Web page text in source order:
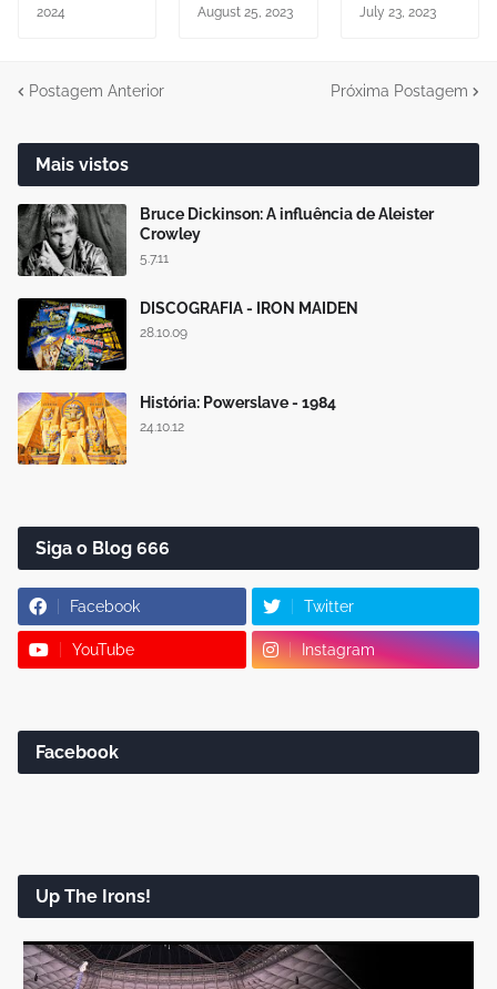
2024
August 25, 2023 July 23, 2023
Postagem Anterior Próxima Postagem
Mais vistos
Bruce Dickinson: A influência de Aleister
Crowley
5.7.11
DISCOGRAFIA - IRON MAIDEN
28.10.09
História: Powerslave - 1984
24.10.12
Siga o Blog 666
Facebook Twitter
YouTube Instagram
Facebook
Up The Irons!